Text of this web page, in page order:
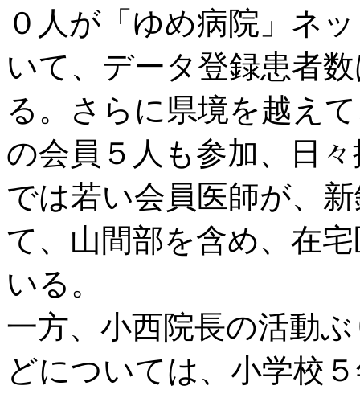
０人が「ゆめ病院」ネ
いて、データ登録患者
る。さらに県境を越え
の会員５人も参加、日
では若い会員医師が、
て、山間部を含め、在
いる。
一方、小西院長の活動
どについては、小学校